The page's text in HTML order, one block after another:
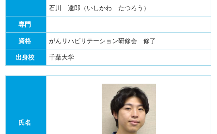
石川 達郎（いしかわ たつろう）
専門
資格 がんリハビリテーション研修会 修了
出身校 千葉大学
氏名